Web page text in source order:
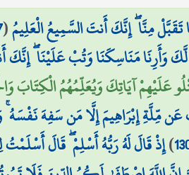
مِنَّا ۖ إِنَّكَ أَنتَ السَّمِيعُ الْعَلِيمُ(
وَأَرِنَا مَنَاسِكَنَا وَتُبْ عَلَيْنَا ۖ إِنَّكَ
عَلَيْهِمْ آيَاتِكَ وَيُعَلِّمُهُمُ الْكِتَابَ
مِّلَّةِ إِبْرَاهِيمَ إِلَّا مَن سَفِهَ نَفْسَهُ
)إِذْ قَالَ لَهُ رَبُّهُ أَسْلِمْ ۖ قَالَ